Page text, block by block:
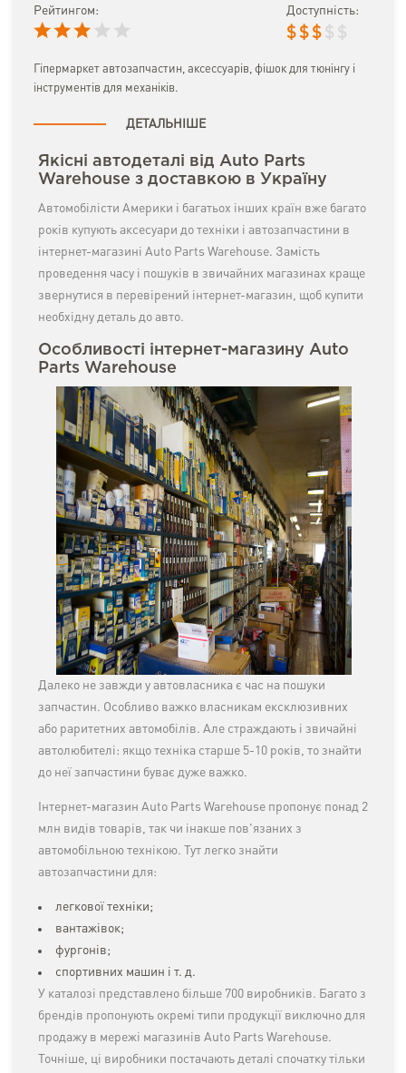
Рейтингом: Доступність:
$ $ $ $ $
Гіпермаркет автозапчастин, аксессуарів, фішок для тюнінгу і
інструментів для механіків.
ДЕТАЛЬНІШЕ
Якісні автодеталі від Auto Parts
Warehouse з доставкою в Україну
Автомобілісти Америки і багатьох інших країн вже багато
років купують аксесуари до техніки і автозапчастини в
інтернет-магазині Auto Parts Warehouse. Замість
проведення часу і пошуків в звичайних магазинах краще
звернутися в перевірений інтернет-магазин, щоб купити
необхідну деталь до авто.
Особливості інтернет-магазину Auto
Parts Warehouse
Далеко не завжди у автовласника є час на пошуки
запчастин. Особливо важко власникам ексклюзивних
або раритетних автомобілів. Але страждають і звичайні
автолюбителі: якщо техніка старше 5-10 років, то знайти
до неї запчастини буває дуже важко.
Інтернет-магазин Auto Parts Warehouse пропонує понад 2
млн видів товарів, так чи інакше пов'язаних з
автомобільною технікою. Тут легко знайти
автозапчастини для:
легкової техніки;
вантажівок;
фургонів;
спортивних машин і т. д.
У каталозі представлено більше 700 виробників. Багато з
брендів пропонують окремі типи продукції виключно для
продажу в мережі магазинів Auto Parts Warehouse.
Точніше, ці виробники постачають деталі спочатку тільки